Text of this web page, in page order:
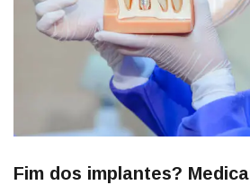
Fim dos implantes?